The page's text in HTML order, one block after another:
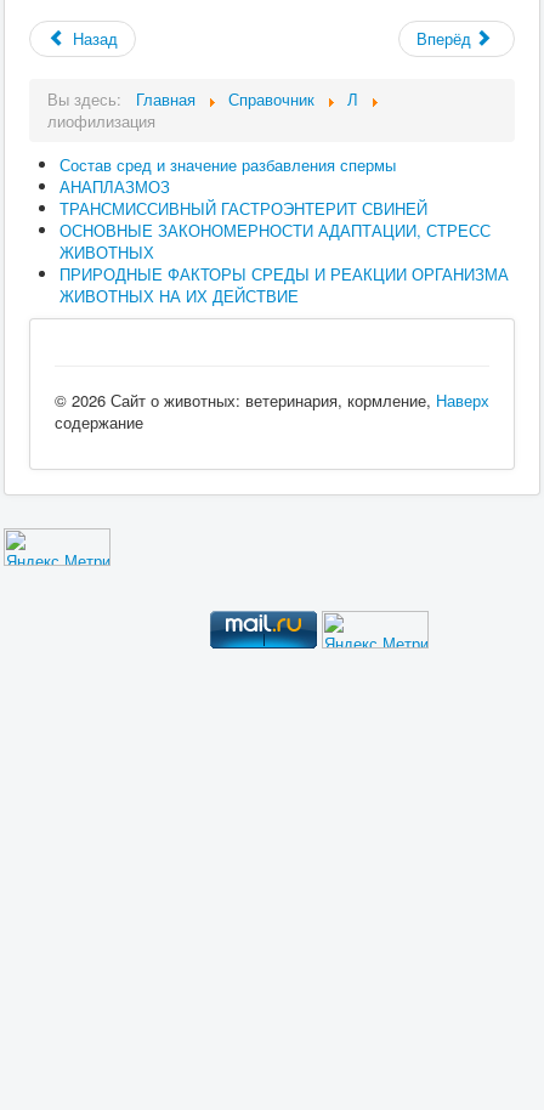
Назад Вперёд
Вы здесь: Главная Справочник
Л
лиофилизация
Состав сред и значение разбавления спермы
АНАПЛАЗМОЗ
ТРАНСМИССИВНЫЙ ГАСТРОЭНТЕРИТ СВИНЕЙ
ОСНОВНЫЕ ЗАКОНОМЕРНОСТИ АДАПТАЦИИ, СТРЕСС
ЖИВОТНЫХ
ПРИРОДНЫЕ ФАКТОРЫ СРЕДЫ И РЕАКЦИИ ОРГАНИЗМА
ЖИВОТНЫХ НА ИХ ДЕЙСТВИЕ
Наверх
© 2026 Сайт о животных: ветеринария, кормление,
содержание